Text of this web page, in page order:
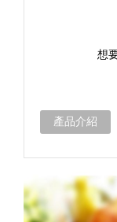
想
產品介紹